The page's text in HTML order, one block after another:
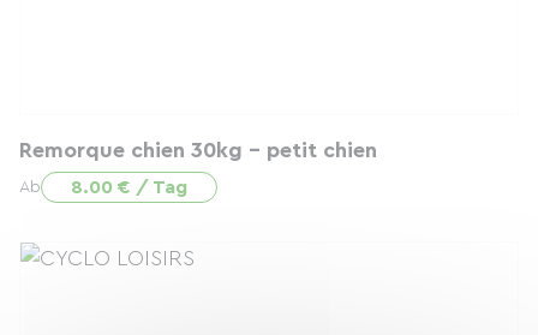
Remorque chien 30kg - petit chien
Ab 8.00 € / Tag